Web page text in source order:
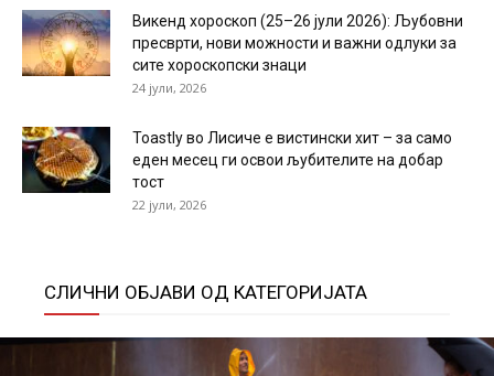
Викенд хороскоп (25–26 јули 2026): Љубовни
пресврти, нови можности и важни одлуки за
сите хороскопски знаци
24 јули, 2026
Toastly во Лисиче е вистински хит – за само
еден месец ги освои љубителите на добар
тост
22 јули, 2026
СЛИЧНИ ОБЈАВИ ОД КАТЕГОРИЈАТА